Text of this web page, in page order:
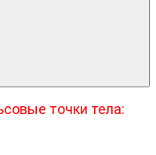
точки тела: